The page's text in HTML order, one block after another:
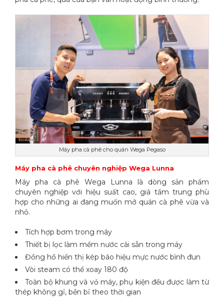
Máy pha cà phê cho quán Wega Pegaso
Máy pha cà phê chuyên nghiệp Wega Lunna
Máy pha cà phê Wega Lunna là dòng sản phẩm
chuyên nghiệp với hiệu suất cao, giá tầm trung phù
hợp cho những ai đang muốn mở quán cà phê vừa và
nhỏ.
Tích hợp bơm trong máy
Thiết bị lọc làm mềm nước cài sẵn trong máy
Đồng hồ hiển thị kép báo hiệu mực nước bình đun
Vòi steam có thể xoay 180 độ
Toàn bộ khung và vỏ máy, phụ kiện đều được làm từ
thép không gỉ, bền bỉ theo thời gian